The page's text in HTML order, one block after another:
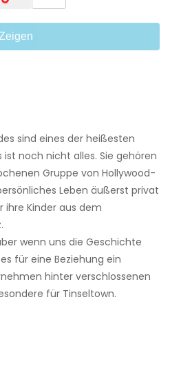
sind eines der heißesten
ist noch nicht alles. Sie gehören
Gruppe von Hollywood-
Leben äußerst privat
ihre Kinder aus dem
wenn uns die Geschichte
für eine Beziehung ein
hinter verschlossenen
für Tinseltown.